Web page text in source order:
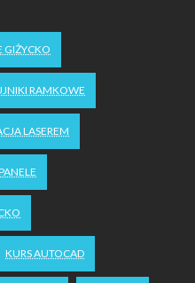
GIŻYCKO
RAMKOWE
LASEREM
KURS AUTOCAD